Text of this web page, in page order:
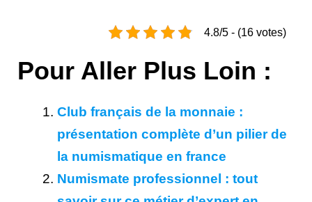
4.8/5 - (16 votes)
Pour Aller Plus Loin :
Club français de la monnaie :
présentation complète d’un pilier de
la numismatique en france
Numismate professionnel : tout